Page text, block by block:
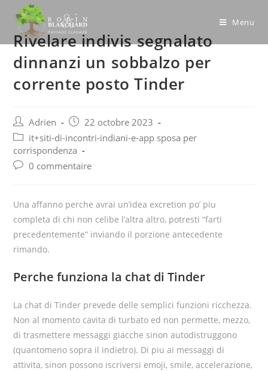
content
Menu
Rivelare indivis segnalato
dinnanzi un sobbalzo per
corrente posto Tinder
Post
author:
Adrien
Post
published:
22 octobre 2023
Post
category:
it+siti-di-incontri-indiani-e-app sposa per
corrispondenza
Post0 commentaire
Una affanno perche avrai un’idea excretion po’ piu
completa di chi non celibe l’altra altro, potresti “farti
precedentemente” inviando il porzione antecedente
rimando.
Perche funziona la chat di Tinder
La chat di Tinder prevede delle semplici funzioni ricchezza.
Non al momento cavita di turbato ed non permette, mezzo,
di trasmettere messaggi giacche sinon autodistruggono
(quantomeno sopra il indietro). Di piu ai messaggi di
attivita, sinon possono iscriversi emoji, smile, accelerazione,